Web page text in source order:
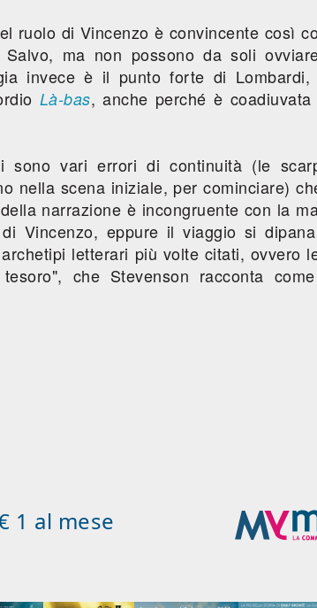
ruolo di Vincenzo è convincente così
ma non possono da soli
invece è il punto forte di
Là-bas, anche perché è
sono vari errori di continuità (le
nella scena iniziale, per cominciare)
narrazione è incongruente con la
Vincenzo, eppure il viaggio si
letterari più volte citati, ovvero
che Stevenson racconta
1 al mese